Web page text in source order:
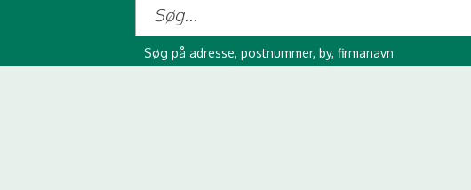
Søg på adresse, postnummer, by, firmanavn